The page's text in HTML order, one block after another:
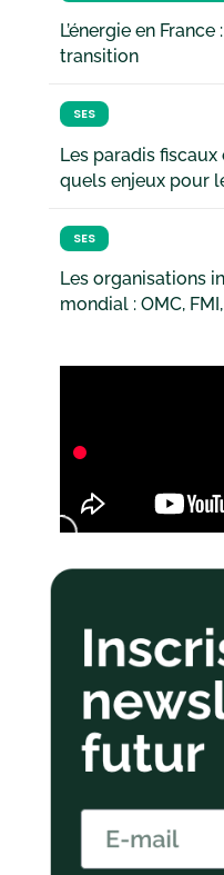
L’énergie en
transition
SES
Les paradis
quels enjeux pour
SES
Les organisations
mondial : OMC,